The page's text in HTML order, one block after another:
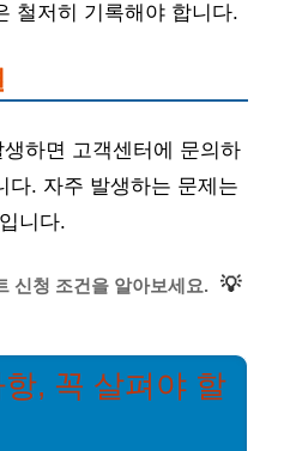
철저히 기록해야 합니다.
하면 고객센터에 문의하
다. 자주 발생하는 문제는
니다.
신청 조건을 알아보세요. 💡
, 꼭 살펴야 할